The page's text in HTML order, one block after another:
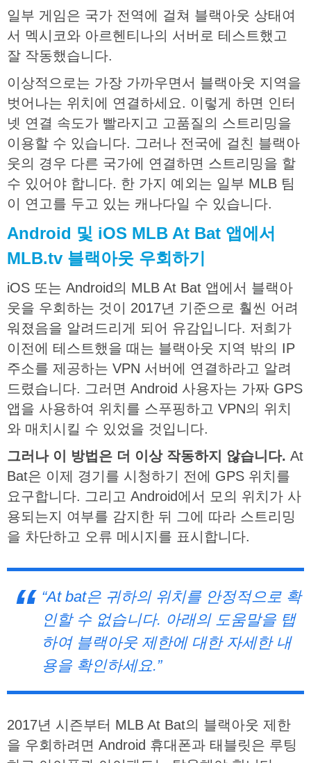
일부 게임은 국가 전역에 걸쳐 블랙아웃 상태여
서 멕시코와 아르헨티나의 서버로 테스트했고
잘 작동했습니다.
이상적으로는 가장 가까우면서 블랙아웃 지역을
벗어나는 위치에 연결하세요. 이렇게 하면 인터
넷 연결 속도가 빨라지고 고품질의 스트리밍을
이용할 수 있습니다. 그러나 전국에 걸친 블랙아
웃의 경우 다른 국가에 연결하면 스트리밍을 할
수 있어야 합니다. 한 가지 예외는 일부 MLB 팀
이 연고를 두고 있는 캐나다일 수 있습니다.
Android 및 iOS MLB At Bat 앱에서
MLB.tv 블랙아웃 우회하기
iOS 또는 Android의 MLB At Bat 앱에서 블랙아
웃을 우회하는 것이 2017년 기준으로 훨씬 어려
워졌음을 알려드리게 되어 유감입니다. 저희가
이전에 테스트했을 때는 블랙아웃 지역 밖의 IP
주소를 제공하는 VPN 서버에 연결하라고 알려
드렸습니다. 그러면 Android 사용자는 가짜 GPS
앱을 사용하여 위치를 스푸핑하고 VPN의 위치
와 매치시킬 수 있었을 것입니다.
그러나 이 방법은 더 이상 작동하지 않습니다. At
Bat은 이제 경기를 시청하기 전에 GPS 위치를
요구합니다. 그리고 Android에서 모의 위치가 사
용되는지 여부를 감지한 뒤 그에 따라 스트리밍
을 차단하고 오류 메시지를 표시합니다.
“At bat은 귀하의 위치를 안정적으로 확
인할 수 없습니다. 아래의 도움말을 탭
하여 블랙아웃 제한에 대한 자세한 내
용을 확인하세요.”
2017년 시즌부터 MLB At Bat의 블랙아웃 제한
을 우회하려면 Android 휴대폰과 태블릿은 루팅